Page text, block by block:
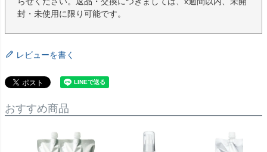
封・未使用に限り可能です。
レビューを書く
おすすめ商品